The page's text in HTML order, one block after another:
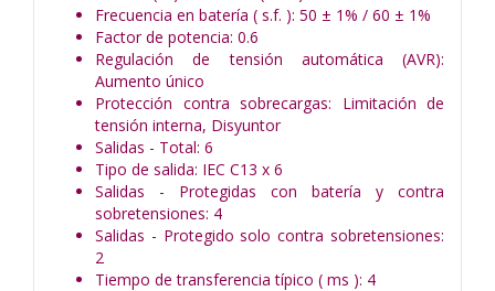
Frecuencia en batería ( s.f. ): 50 ± 1% / 60 ± 1%
Factor de potencia: 0.6
Regulación de tensión automática (AVR):
Aumento único
Protección contra sobrecargas: Limitación de
tensión interna, Disyuntor
Salidas - Total: 6
Tipo de salida: IEC C13 x 6
Salidas - Protegidas con batería y contra
sobretensiones: 4
Salidas - Protegido solo contra sobretensiones:
2
Tiempo de transferencia típico ( ms ): 4